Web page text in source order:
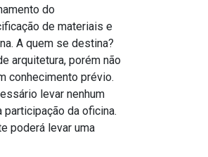
do
de materiais e
A quem se destina?
arquitetura, porém não
conhecimento prévio.
levar nenhum
da oficina.
poderá levar uma